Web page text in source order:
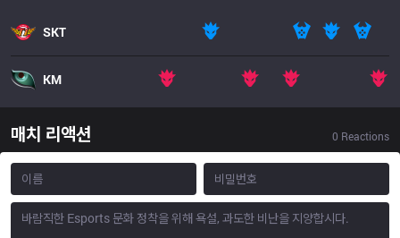
SKT
KM
매치 리액션 0 Reactions